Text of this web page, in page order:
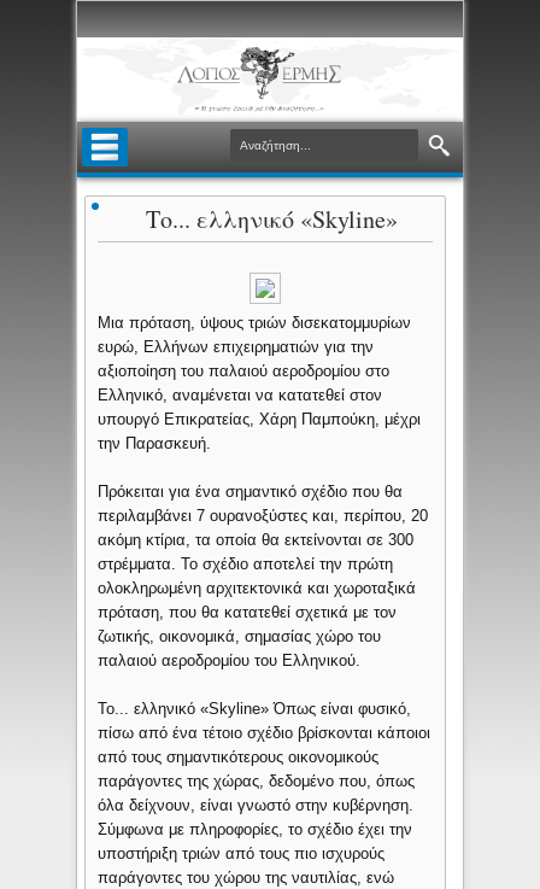
Το... ελληνικό «Skyline»
Μια πρόταση, ύψους τριών δισεκατομμυρίων
ευρώ, Ελλήνων επιχειρηματιών για την
αξιοποίηση του παλαιού αεροδρομίου στο
Ελληνικό, αναμένεται να κατατεθεί στον
υπουργό Επικρατείας, Χάρη Παμπούκη, μέχρι
την Παρασκευή.
Πρόκειται για ένα σημαντικό σχέδιο που θα
περιλαμβάνει 7 ουρανοξύστες και, περίπου, 20
ακόμη κτίρια, τα οποία θα εκτείνονται σε 300
στρέμματα. Το σχέδιο αποτελεί την πρώτη
ολοκληρωμένη αρχιτεκτονικά και χωροταξικά
πρόταση, που θα κατατεθεί σχετικά με τον
ζωτικής, οικονομικά, σημασίας χώρο του
παλαιού αεροδρομίου του Ελληνικού.
Το... ελληνικό «Skyline» Όπως είναι φυσικό,
πίσω από ένα τέτοιο σχέδιο βρίσκονται κάποιοι
από τους σημαντικότερους οικονομικούς
παράγοντες της χώρας, δεδομένο που, όπως
όλα δείχνουν, είναι γνωστό στην κυβέρνηση.
Σύμφωνα με πληροφορίες, το σχέδιο έχει την
υποστήριξη τριών από τους πιο ισχυρούς
παράγοντες του χώρου της ναυτιλίας, ενώ